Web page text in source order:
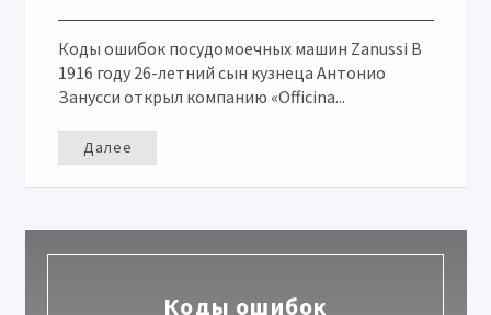
Коды ошибок посудомоечных машин Zanussi В
1916 году 26-летний сын кузнеца Антонио
Занусси открыл компанию «Officina...
Далее
Коды ошибок